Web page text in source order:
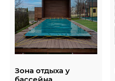
Зона отдыха у